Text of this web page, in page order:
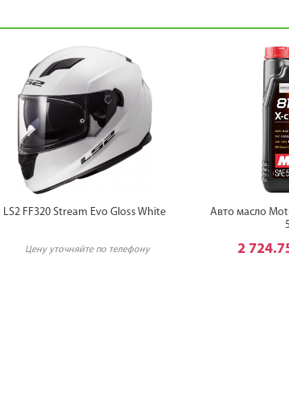
LS2 FF320 Stream Evo Gloss White
Цену уточняйте по телефону
Авто масло
2